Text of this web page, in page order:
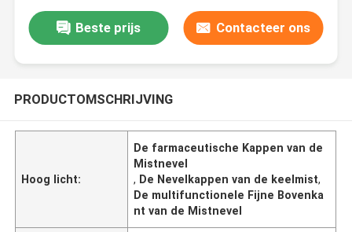
Beste prijs Contacteer ons
PRODUCTOMSCHRIJVING
Hoog licht:
De farmaceutische Kappen van de
Mistnevel
, De Nevelkappen van de keelmist,
De multifunctionele Fijne Bovenka
nt van de Mistnevel